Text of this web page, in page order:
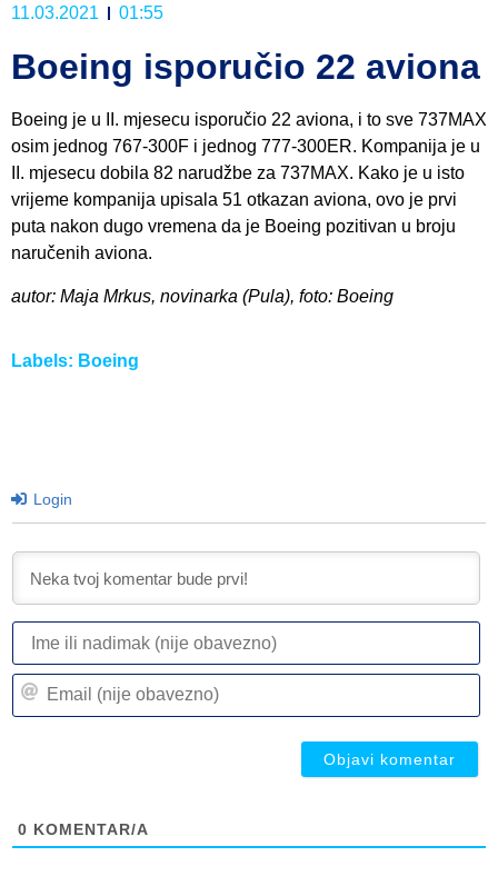
11.03.2021 01:55
Boeing isporučio 22 aviona
Boeing je u II. mjesecu isporučio 22 aviona, i to sve 737MAX
osim jednog 767-300F i jednog 777-300ER. Kompanija je u
II. mjesecu dobila 82 narudžbe za 737MAX. Kako je u isto
vrijeme kompanija upisala 51 otkazan aviona, ovo je prvi
puta nakon dugo vremena da je Boeing pozitivan u broju
naručenih aviona.
autor: Maja Mrkus, novinarka (Pula), foto: Boeing
Labels: Boeing
Login
0 KOMENTAR/A